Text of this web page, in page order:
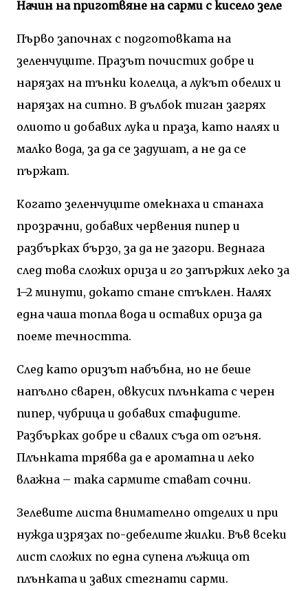
Начин на приготвяне на сарми с кисело зеле
Първо започнах с подготовката на
зеленчуците. Празът почистих добре и
нарязах на тънки колелца, а лукът обелих и
нарязах на ситно. В дълбок тиган загрях
олиото и добавих лука и праза, като налях и
малко вода, за да се задушат, а не да се
пържат.
Когато зеленчуците омекнаха и станаха
прозрачни, добавих червения пипер и
разбърках бързо, за да не загори. Веднага
след това сложих ориза и го запържих леко за
1–2 минути, докато стане стъклен. Налях
една чаша топла вода и оставих ориза да
поеме течността.
След като оризът набъбна, но не беше
напълно сварен, овкусих плънката с черен
пипер, чубрица и добавих стафидите.
Разбърках добре и свалих съда от огъня.
Плънката трябва да е ароматна и леко
влажна – така сармите стават сочни.
Зелевите листа внимателно отделих и при
нужда изрязах по-дебелите жилки. Във всеки
лист сложих по една супена лъжица от
плънката и завих стегнати сарми.